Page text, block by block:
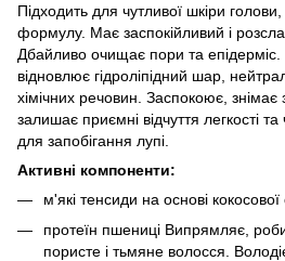
Підходить для чутливої шкіри
формулу. Має заспокійливий і
Дбайливо очищає пори та
відновлює гідроліпідний шар,
хімічних речовин. Заспокоює, знімає
залишає приємні відчуття легкості
для запобігання лупі.
Активні компоненти:
м'які тенсиди на основі кокосової
протеїн пшениці Випрямляє,
пористе і тьмяне волосся.